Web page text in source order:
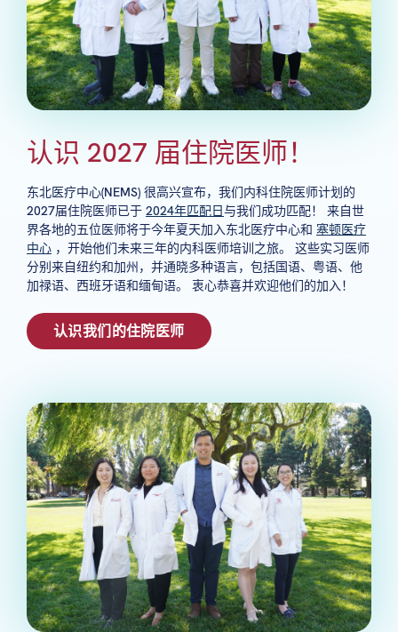
认识 2027 届住院医师！
东北医疗中心(NEMS) 很高兴宣布，我们内科住院医师计划的
2027届住院医师已于 2024年匹配日与我们成功匹配！ 来自世
界各地的五位医师将于今年夏天加入东北医疗中心和 塞顿医疗
中心 ，开始他们未来三年的内科医师培训之旅。 这些实习医师
分别来自纽约和加州，并通晓多种语言，包括国语、粤语、他
加禄语、西班牙语和缅甸语。 衷心恭喜并欢迎他们的加入！
认识我们的住院医师